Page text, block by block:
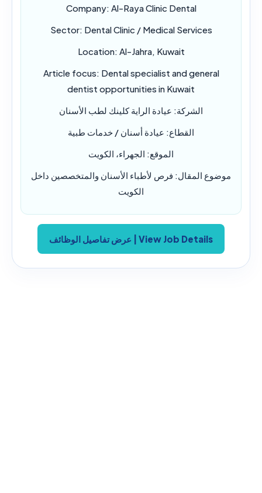
Company: Al-Raya Clinic Dental
Sector: Dental Clinic / Medical Services
Location: Al-Jahra, Kuwait
Article focus: Dental specialist and general
dentist opportunities in Kuwait
الشركة: عيادة الراية كلينك لطب الأسنان
القطاع: عيادة أسنان / خدمات طبية
الموقع: الجهراء، الكويت
موضوع المقال: فرص لأطباء الأسنان والمتخصصين داخل
الكويت
View Job Details | عرض تفاصيل الوظائف